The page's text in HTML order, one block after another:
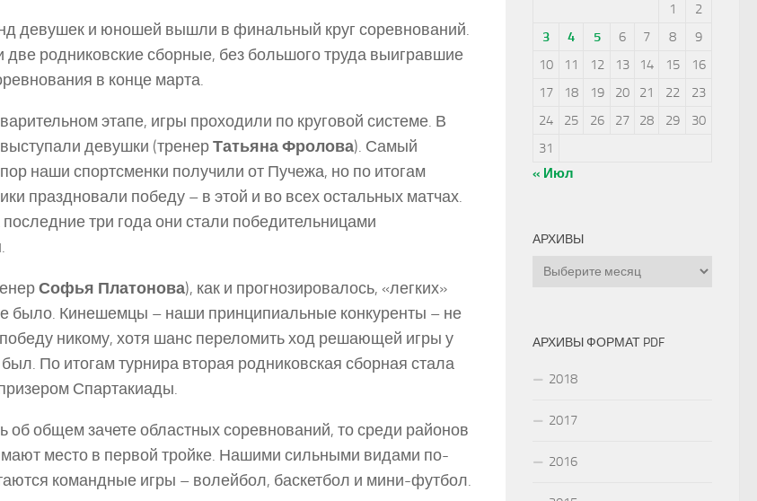
девушек и юношей вышли в финальный круг соревнований.
две родниковские сборные, без большого труда выигравшие
в конце марта.
этапе, игры проходили по круговой системе. В
девушки (тренерТатьяна Фролова). Самый
наши спортсменки получили от Пучежа, но по итогам
праздновали победу – в этой и во всех остальных матчах.
последние три года они стали победительницами
Софья Платонова), как и прогнозировалось, «легких»
было. Кинешемцы – наши принципиальные конкуренты – не
никому, хотя шанс переломить ход решающей игры у
По итогам турнира вторая родниковская сборная стала
Спартакиады.
об общем зачете областных соревнований, то среди районов
место в первой тройке. Нашими сильными видами по-
командные игры – волейбол, баскетбол и мини-футбол.
1
2
3
4 5 6 7 8
9
10
11 12 13 14 15
16
17
18 19 20 21 22
23
24
25 26 27 28 29
30
31
« Июл
АРХИВЫ
Архивы
АРХИВЫ ФОРМАТ PDF
2018
2017
2016